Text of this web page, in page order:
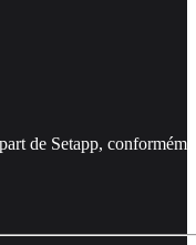
de Setapp,